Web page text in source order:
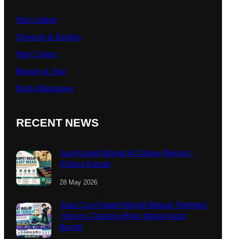
Hair cutting
Shaving & Design
Hair Colors
Beauty & Spa
Body Massages
RECENT NEWS
Jual Karpet Masjid di Galaxy Bekasi |
Alifana Karpet
28 May 2026
Jasa Cuci Karpet Masjid Bekasi Terdekat
| Kenzo Cleaning Bikin Masjid Auto
Bersih